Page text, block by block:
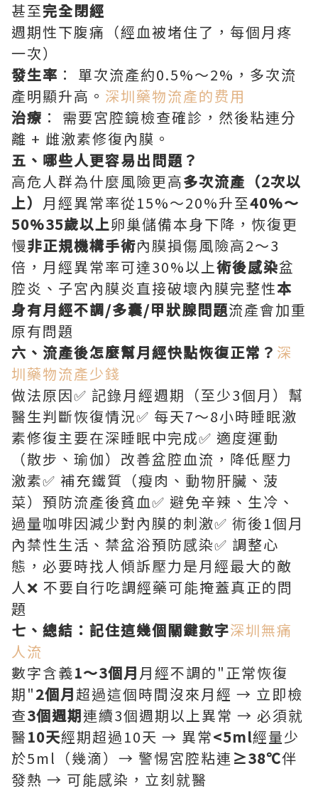
甚至完全閉經
週期性下腹痛（經血被堵住了，每個月疼
一次）
發生率 ： 單次流產約0.5%～2%，多次流
產明顯升高。 深圳藥物流產的费用
治療 ： 需要宮腔鏡檢查確診，然後粘連分
離 + 雌激素修復內膜。
五、哪些人更容易出問題？
高危人群為什麼風險更高多次流產（2次以
上） 月經異常率從15%～20%升至40%～
50%35歲以上卵巢儲備本身下降，恢復更
慢非正規機構手術內膜損傷風險高2～3
倍，月經異常率可達30%以上術後感染盆
腔炎、子宮內膜炎直接破壞內膜完整性本
身有月經不調/多囊/甲狀腺問題流產會加重
原有問題
六、流產後怎麼幫月經快點恢復正常？ 深
圳藥物流產少錢
做法原因✅ 記錄月經週期（至少3個月）幫
醫生判斷恢復情況✅ 每天7～8小時睡眠激
素修復主要在深睡眠中完成✅ 適度運動
（散步、瑜伽）改善盆腔血流，降低壓力
激素✅ 補充鐵質（瘦肉、動物肝臟、菠
菜）預防流產後貧血✅ 避免辛辣、生冷、
過量咖啡因減少對內膜的刺激✅ 術後1個月
內禁性生活、禁盆浴預防感染✅ 調整心
態，必要時找人傾訴壓力是月經最大的敵
人❌ 不要自行吃調經藥可能掩蓋真正的問
題
七、總結：記住這幾個關鍵數字深圳無痛
人流
數字含義1～3個月月經不調的"正常恢復
期"2個月超過這個時間沒來月經 → 立即檢
查3個週期連續3個週期以上異常 → 必須就
醫10天經期超過10天 → 異常<5ml經量少
於5ml（幾滴）→ 警惕宮腔粘連 ≥38℃伴
發熱 → 可能感染，立刻就醫